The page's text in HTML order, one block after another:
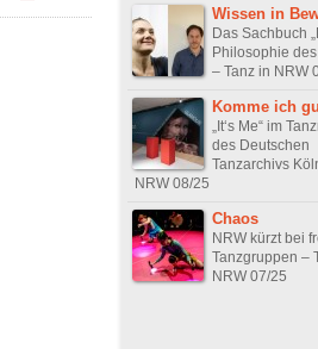
Wissen in
Das Sachbuch
Philosophie des
– Tanz in NRW
Komme ich
„It‘s Me“ im
des Deutschen
Tanzarchivs
NRW 08/25
Chaos
NRW kürzt bei
Tanzgruppen –
NRW 07/25